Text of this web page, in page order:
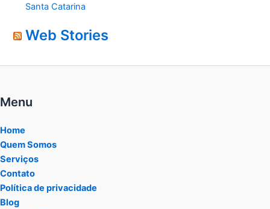
Santa Catarina
Web Stories
Menu
Home
Quem Somos
Serviços
Contato
Política de privacidade
Blog